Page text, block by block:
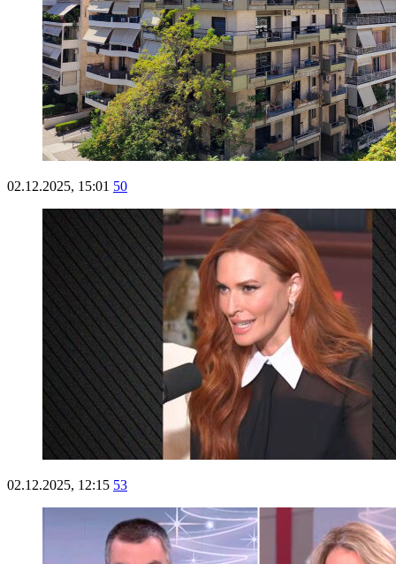
02.12.2025, 15:01 50
02.12.2025, 12:15 53